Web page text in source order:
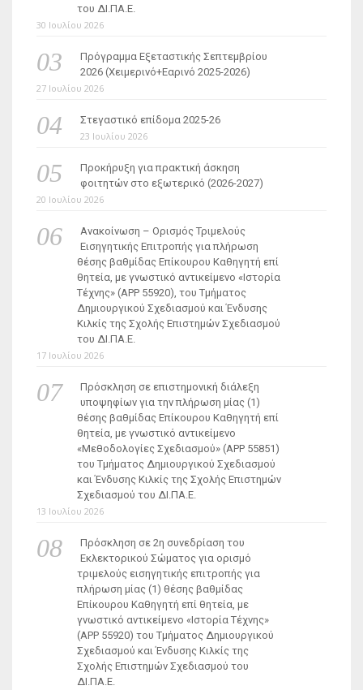
του ΔΙ.ΠΑ.Ε.
30 Ιουλίου 2026
Πρόγραμμα Εξεταστικής Σεπτεμβρίου
2026 (Χειμερινό+Εαρινό 2025-2026)
27 Ιουλίου 2026
Στεγαστικό επίδομα 2025-26
23 Ιουλίου 2026
Προκήρυξη για πρακτική άσκηση
φοιτητών στο εξωτερικό (2026-2027)
20 Ιουλίου 2026
Ανακοίνωση – Ορισμός Τριμελούς
Εισηγητικής Επιτροπής για πλήρωση
θέσης βαθμίδας Επίκουρου Καθηγητή επί
θητεία, με γνωστικό αντικείμενο «Ιστορία
Τέχνης» (ΑΡΡ 55920), του Τμήματος
Δημιουργικού Σχεδιασμού και Ένδυσης
Κιλκίς της Σχολής Επιστημών Σχεδιασμού
του ΔΙ.ΠΑ.Ε.
17 Ιουλίου 2026
Πρόσκληση σε επιστημονική διάλεξη
υποψηφίων για την πλήρωση μίας (1)
θέσης βαθμίδας Επίκουρου Καθηγητή επί
θητεία, με γνωστικό αντικείμενο
«Μεθοδολογίες Σχεδιασμού» (ΑΡΡ 55851)
του Τμήματος Δημιουργικού Σχεδιασμού
και Ένδυσης Κιλκίς της Σχολής Επιστημών
Σχεδιασμού του ΔΙ.ΠΑ.Ε.
13 Ιουλίου 2026
Πρόσκληση σε 2η συνεδρίαση του
Εκλεκτορικού Σώματος για ορισμό
τριμελούς εισηγητικής επιτροπής για
πλήρωση μίας (1) θέσης βαθμίδας
Επίκουρου Καθηγητή επί θητεία, με
γνωστικό αντικείμενο «Ιστορία Τέχνης»
(ΑΡΡ 55920) του Τμήματος Δημιουργικού
Σχεδιασμού και Ένδυσης Κιλκίς της
Σχολής Επιστημών Σχεδιασμού του
ΔΙ.ΠΑ.Ε.